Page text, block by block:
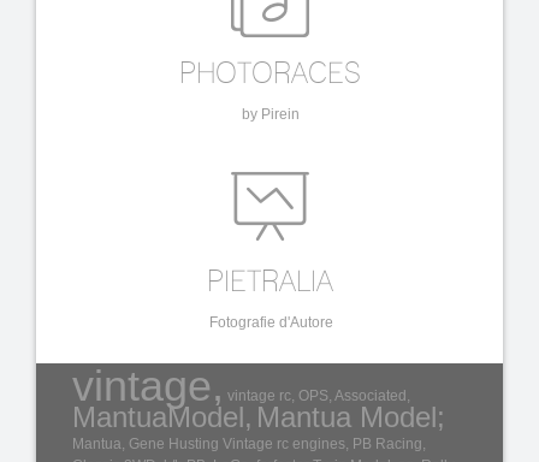
PHOTORACES
by Pirein
PIETRALIA
Fotografie d'Autore
vintage, vintage rc, OPS, Associated,
MantuaModel, Mantua Model;
Mantua, Gene Husting Vintage rc engines, PB Racing,